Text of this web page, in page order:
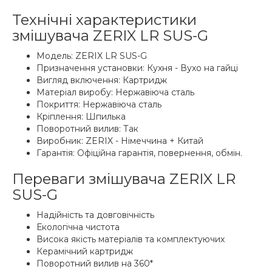
Технічні характеристики
змішувача ZERIX LR SUS-G
Модель: ZERIX LR SUS-G
Призначення установки: Кухня - Вухо на гайці
Вигляд включення: Картридж
Матеріал виробу: Нержавіюча сталь
Покриття: Нержавіюча сталь
Кріплення: Шпилька
Поворотний вилив: Так
Виробник: ZERIX - Німеччина + Китай
Гарантія: Офіційна гарантія, повернення, обмін.
Переваги змішувача ZERIX LR
SUS-G
Надійність та довговічність
Екологічна чистота
Висока якість матеріалів та комплектуючих
Керамічний картридж
Поворотний вилив на 360*